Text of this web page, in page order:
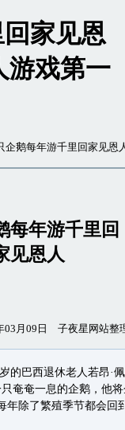
家见恩
戏第一
企鹅每年游千里回家见恩
每年游千里回
见恩人
03月09日 子夜星网站整
巴西退休老人若昂·佩
只奄奄一息的企鹅，他
年除了繁殖季节都会回